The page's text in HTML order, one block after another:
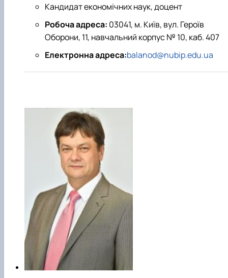
Кандидат економічних наук, доцент
Робоча адреса: 03041, м. Київ, вул. Героїв
Оборони, 11, навчальний корпус № 10, каб. 407
Електронна адреса:balanod@nubip.edu.ua